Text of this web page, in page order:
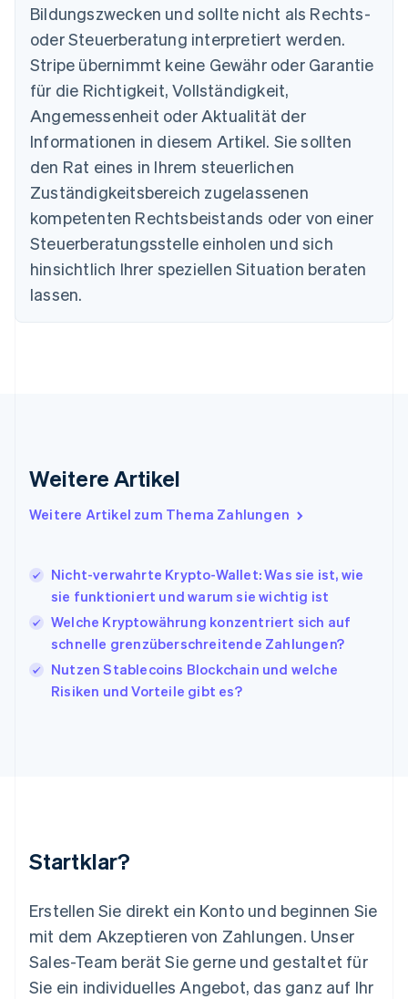
Bildungszwecken und sollte nicht als Rechts-
oder Steuerberatung interpretiert werden.
Stripe übernimmt keine Gewähr oder Garantie
für die Richtigkeit, Vollständigkeit,
Angemessenheit oder Aktualität der
Informationen in diesem Artikel. Sie sollten
den Rat eines in Ihrem steuerlichen
Zuständigkeitsbereich zugelassenen
kompetenten Rechtsbeistands oder von einer
Steuerberatungsstelle einholen und sich
hinsichtlich Ihrer speziellen Situation beraten
lassen.
Weitere Artikel
Weitere Artikel zum Thema Zahlungen
Nicht-verwahrte Krypto-Wallet: Was sie ist, wie
sie funktioniert und warum sie wichtig ist
Welche Kryptowährung konzentriert sich auf
schnelle grenzüberschreitende Zahlungen?
Nutzen Stablecoins Blockchain und welche
Risiken und Vorteile gibt es?
Startklar?
Erstellen Sie direkt ein Konto und beginnen Sie
mit dem Akzeptieren von Zahlungen. Unser
Sales-Team berät Sie gerne und gestaltet für
Sie ein individuelles Angebot, das ganz auf Ihr
Belgien
Brasilien
PortuguêsEnglish
Bulgarien
English
Dänemark
English
DeutschEnglish
Estland
English
Festlandchina
简体中文English
Finnland
Frankreich
FrançaisEnglish
English
Italien
Italiano English
English Français
Kroatien
EnglishItaliano
Lettland
Liechtenstein
Deutsch English
Mexiko
English
Niederlande
Nederlands English
Norwegen
English